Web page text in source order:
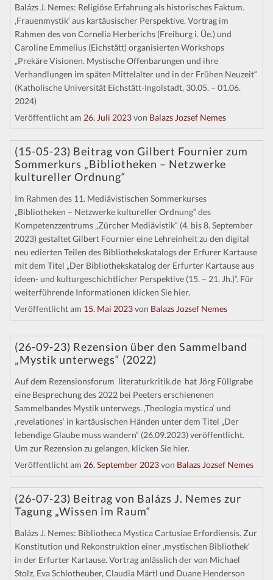
Balázs J. Nemes: Religiöse Erfahrung als historisches Faktum.
‚Frauenmystik‘ aus kartäusischer Perspektive. Vortrag im
Rahmen des von Cornelia Herberichs (Freiburg i. Üe.) und
Caroline Emmelius (Eichstätt) organisierten Workshops
„Prekäre Visionen. Mystische Offenbarungen und ihre
Verhandlungen im späten Mittelalter und in der Frühen Neuzeit“
(Katholische Universität Eichstätt-Ingolstadt, 30.05. – 01.06.
2024)
Veröffentlicht am 26. Juli 2023von Balazs Jozsef Nemes
(15-05-23) Beitrag von Gilbert Fournier zum
Sommerkurs „Bibliotheken – Netzwerke
kultureller Ordnung“
Im Rahmen des 11. Mediävistischen Sommerkurses
„Bibliotheken – Netzwerke kultureller Ordnung“ des
Kompetenzzentrums „Zürcher Mediävistik“ (4. bis 8. September
2023) gestaltet Gilbert Fournier eine Lehreinheit zu den digital
neu edierten Teilen des Bibliothekskatalogs der Erfurer Kartause
mit dem Titel „Der Bibliothekskatalog der Erfurter Kartause aus
ideen- und kulturgeschichtlicher Perspektive (15. – 21. Jh.)“. Für
weiterführende Informationen klicken Sie hier.
Veröffentlicht am 15. Mai 2023von Balazs Jozsef Nemes
(26-09-23) Rezension über den Sammelband
„Mystik unterwegs“ (2022)
Auf dem Rezensionsforum literaturkritik.de hat Jörg Füllgrabe
eine Besprechung des 2022 bei Peeters erschienenen
Sammelbandes Mystik unterwegs. ‚Theologia mystica‘ und
‚revelationes‘ in kartäusischen Händen unter dem Titel „Der
lebendige Glaube muss wandern“ (26.09.2023) veröffentlicht.
Um zur Rezension zu gelangen, klicken Sie hier.
Veröffentlicht am 26. September 2023von Balazs Jozsef Nemes
(26-07-23) Beitrag von Balázs J. Nemes zur
Tagung „Wissen im Raum“
Balázs J. Nemes: Bibliotheca Mystica Cartusiae Erfordiensis. Zur
Konstitution und Rekonstruktion einer ‚mystischen Bibliothek‘
in der Erfurter Kartause. Vortrag anlässlich der von Michael
Stolz, Eva Schlotheuber, Claudia Märtl und Duane Henderson